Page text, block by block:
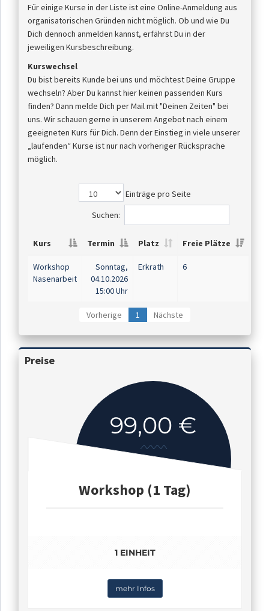
Für einige Kurse in der Liste ist eine Online-Anmeldung aus
organisatorischen Gründen nicht möglich. Ob und wie Du
Dich dennoch anmelden kannst, erfährst Du in der
jeweiligen Kursbeschreibung.
Kurswechsel
Du bist bereits Kunde bei uns und möchtest Deine Gruppe
wechseln? Aber Du kannst hier keinen passenden Kurs
finden? Dann melde Dich per Mail mit "Deinen Zeiten" bei
uns. Wir schauen gerne in unserem Angebot nach einem
geeigneten Kurs für Dich. Denn der Einstieg in viele unserer
„laufenden“ Kurse ist nur nach vorheriger Rücksprache
möglich.
Einträge pro Seite
Suchen:
Kurs Termin Platz Freie Plätze
Workshop
Nasenarbeit
Sonntag,
04.10.2026
15:00 Uhr
Erkrath 6
Vorherige 1 Nächste
Preise
99,00 €
Workshop (1 Tag)
1 EINHEIT
mehr Infos